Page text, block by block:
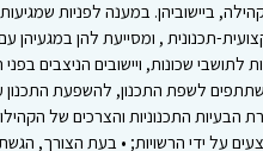
ביישוביהן. במענה לפניות
תכנונית , ומסייעת להן במגעיהן
לתושבי שכונות, ויישובים הניצבים
לשפת התכנון, להשפעת התכנון
הבעיות התכנוניות והצרכים של
על ידי הרשויות; • בעת הצורך,